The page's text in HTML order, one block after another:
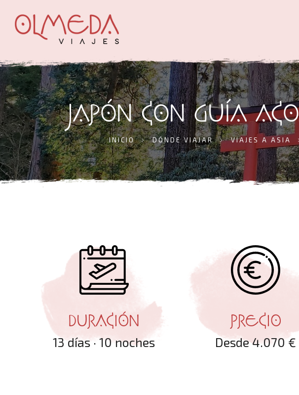
JAPÓN CON GUÍA
INICIO DÓNDE VIAJAR VIAJES A ASIA
DURACIÓN
13 días · 10 noches
PRECIO
Desde 4.070 €